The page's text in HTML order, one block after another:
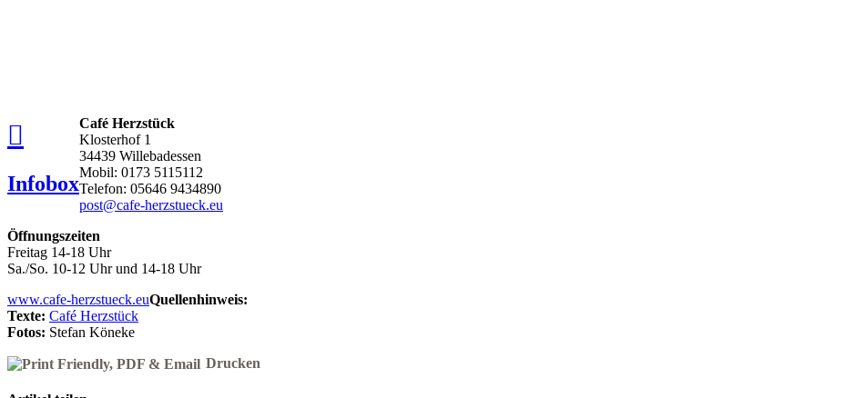
Infobox
Café Herzstück
Klosterhof 1
34439 Willebadessen
Mobil: 0173 5115112
Telefon: 05646 9434890
post@cafe-herzstueck.eu
Öffnungszeiten
Freitag 14-18 Uhr
Sa./So. 10-12 Uhr und 14-18 Uhr
www.cafe-herzstueck.euQuellenhinweis:
Texte: Café Herzstück
Fotos: Stefan Köneke
Drucken